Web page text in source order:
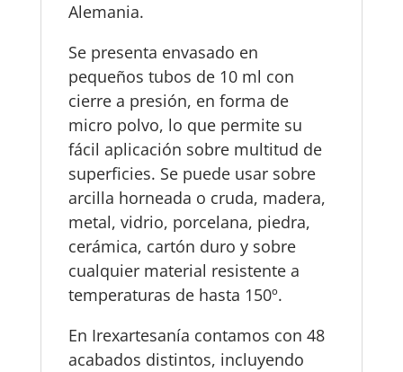
Alemania.
Se presenta envasado en
pequeños tubos de 10 ml con
cierre a presión, en forma de
micro polvo, lo que permite su
fácil aplicación sobre multitud de
superficies. Se puede usar sobre
arcilla horneada o cruda, madera,
metal, vidrio, porcelana, piedra,
cerámica, cartón duro y sobre
cualquier material resistente a
temperaturas de hasta 150º.
En Irexartesanía contamos con 48
acabados distintos, incluyendo